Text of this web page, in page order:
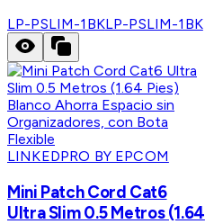
LP-PSLIM-1BKLP-PSLIM-1BK
LINKEDPRO BY EPCOM
Mini Patch Cord Cat6
Ultra Slim 0.5 Metros (1.64